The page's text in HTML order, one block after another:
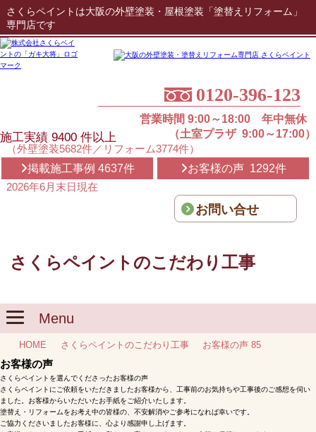
さくらペイントは大阪の外壁塗装・屋根塗装「塗替えリフォーム」
専門店です
施工実績 9400 件以上
（外壁塗装5682件／リフォーム3774件）
掲載施工事例 4637件
お客様の声 1292件
2026年6月末日現在
0120-396-123
営業時間 9:00～18:00 年中無休
（土室プラザ 9:00～17:00）
お問い合せ
さくらペイントのこだわり工事
Menu
HOME さくらペイントのこだわり工事 お客様の声 85
お客様の声
さくらペイントを選んでくださったお客様の声
さくらペイントにご依頼をいただきましたお客様から、工事前のお気持ちや工事後のご感想を伺い
ました。お客様からいただいたお手紙をご紹介いたします。
塗替え・リフォームをお考え中の皆様の、不安解消やご参考になれば幸いです。
ご協力くださいましたお客様に、心より感謝申し上げます。